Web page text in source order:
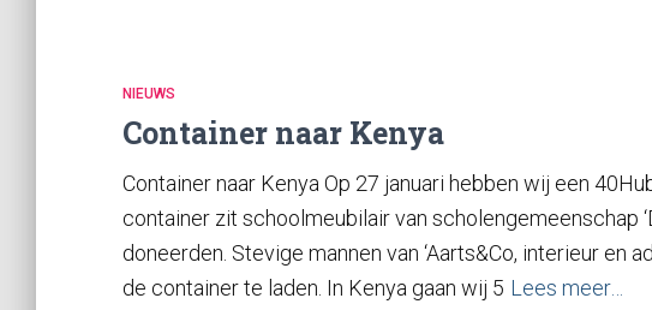
NIEUWS
Container naar Kenya
Container naar Kenya Op 27 januari hebben wij een
container zit schoolmeubilair van scholengemeenschap
doneerden. Stevige mannen van ‘Aarts&Co, interieur en
de container te laden. In Kenya gaan wij 5 Lees meer…